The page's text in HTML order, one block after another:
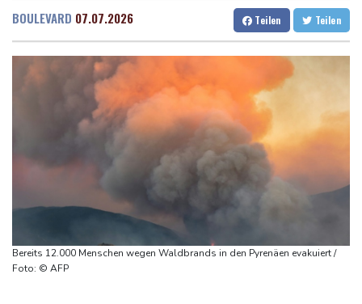
Dresden
16 °C Wien
23 °C
Baden-Baden
13 °C
Hitze und Niedrigwasser: Städte- und Gemeindebund fordert
Infantinos Investorenplan: FIFA-Experte fordert Aufarbeitung
Biathlon-Olympiasieger Jacquelin wird Teilzeit-Radprofi
Kircher: VAR nicht "zu kleinteilig" einsetzen
Kreise: Türkei will mit Pakistan und Saudi-Arabien
Sprengstoff-Drohne am Leipziger Flughafen:
Bundesanwaltschaft übernimmt Ermittlungen
BOULEVARD 07.07.2026 Teilen Teilen
Bereits 12.000 Menschen wegen Waldbrands in den Pyrenäen evakuiert /
Foto: © AFP